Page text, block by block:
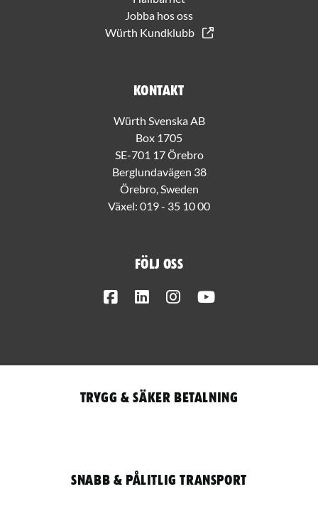
Jobba hos oss
Würth Kundklubb
Kontakt
Würth Svenska AB
Box 1705
SE-701 17 Örebro
Berglundavägen 38
Örebro, Sweden
Växel: 019 - 35 10 00
Följ oss
FacebookLinkedInInstagram
Trygg & säker betalning
Snabb & pålitlig transport